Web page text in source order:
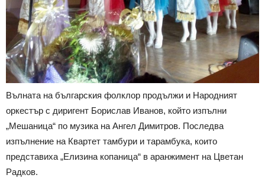
Вълната на българския фолклор продължи и Народният
оркестър с диригент Борислав Иванов, който изпълни
„Мешаница“ по музика на Ангел Димитров. Последва
изпълнение на Квартет тамбури и тарамбука, които
представиха „Елизина копаница“ в аранжимент на Цветан
Радков.